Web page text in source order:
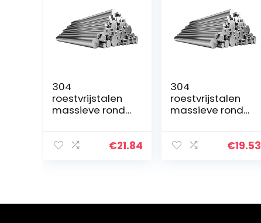
304
roestvrijstalen
massieve ronde
staal,
€21.84
304
roestvrijstalen
massieve ronde
staal,
€19.53